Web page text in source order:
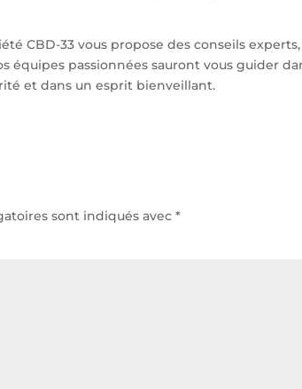
CBD-33 vous propose des conseils experts,
passionnées sauront vous guider
et dans un esprit bienveillant.
sont indiqués avec*